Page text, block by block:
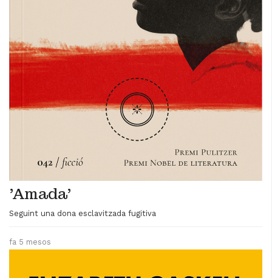
'Amada'
Seguint una dona esclavitzada fugitiva
fa 5 mesos